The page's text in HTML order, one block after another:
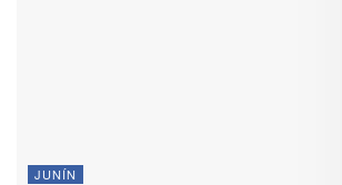
JUNÍN